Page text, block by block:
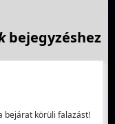
bejegyzéshez
bejárat körüli falazást!